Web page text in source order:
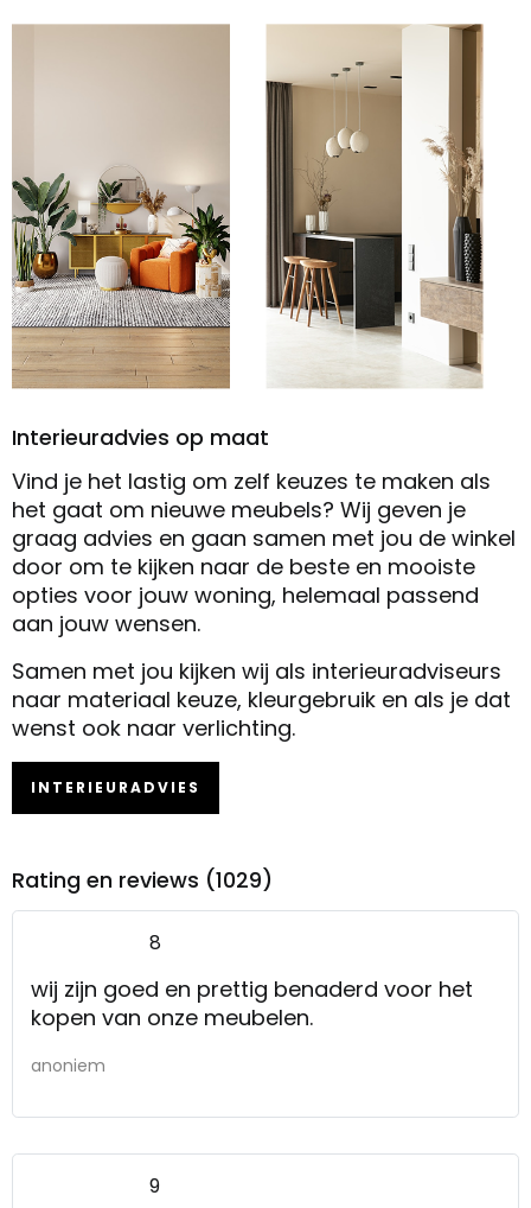
Interieuradvies op maat
Vind je het lastig om zelf keuzes te maken als
het gaat om nieuwe meubels? Wij geven je
graag advies en gaan samen met jou de winkel
door om te kijken naar de beste en mooiste
opties voor jouw woning, helemaal passend
aan jouw wensen.
Samen met jou kijken wij als interieuradviseurs
naar materiaal keuze, kleurgebruik en als je dat
wenst ook naar verlichting.
INTERIEURADVIES
Rating en reviews (1029)
8
wij zijn goed en prettig benaderd voor het
kopen van onze meubelen.
anoniem
9